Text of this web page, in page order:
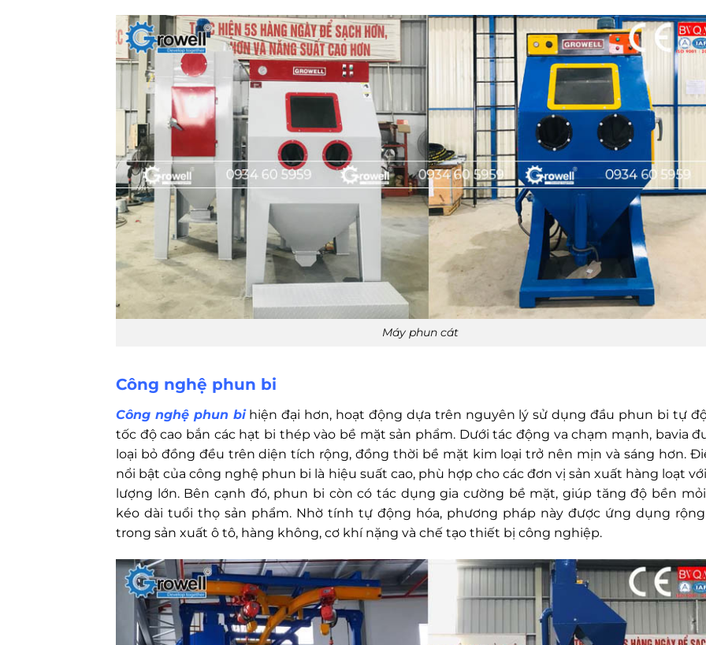
Máy phun cát
Công nghệ phun bi
Công nghệ phun bihiện đại hơn, hoạt động dựa trên nguyên lý sử dụng đầu phun bi tự
tốc độ cao bắn các hạt bi thép vào bề mặt sản phẩm. Dưới tác động va chạm mạnh, bavia
loại bỏ đồng đều trên diện tích rộng, đồng thời bề mặt kim loại trở nên mịn và sáng hơn.
nổi bật của công nghệ phun bi là hiệu suất cao, phù hợp cho các đơn vị sản xuất hàng loạt
lượng lớn. Bên cạnh đó, phun bi còn có tác dụng gia cường bề mặt, giúp tăng độ bền
kéo dài tuổi thọ sản phẩm. Nhờ tính tự động hóa, phương pháp này được ứng dụng rộng
trong sản xuất ô tô, hàng không, cơ khí nặng và chế tạo thiết bị công nghiệp.